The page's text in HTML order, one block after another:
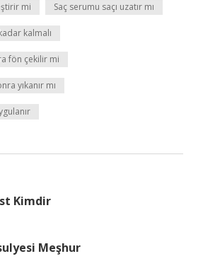
mi Saç serumu saçı uzatır mı
kalmalı
fön çekilir mi
yıkanır mı
Kimdir
Meşhur